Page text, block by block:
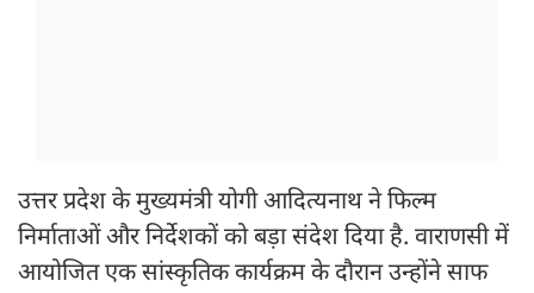
उत्तर प्रदेश के मुख्यमंत्री योगी आदित्यनाथ ने फिल्म
निर्माताओं और निर्देशकों को बड़ा संदेश दिया है. वाराणसी में
आयोजित एक सांस्कृतिक कार्यक्रम के दौरान उन्होंने साफ